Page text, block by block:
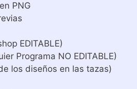
PNG
EDITABLE)
Programa NO EDITABLE)
los diseños en las tazas)